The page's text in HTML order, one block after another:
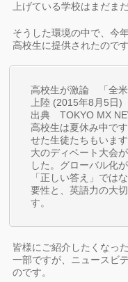
上げている学校はまだま
そうした環境の中で、今
高校生に提供されたのです
高校生が激論 「全米
上陸 (2015年8月5日)
出典 TOKYO MX
高校生は夏休み中で
せた生徒たちもいま
大のディベート大会
した。グローバル化
「正しい答え」では
要性と、英語力の大
す。
皆様にご紹介したくなっ
一部ですが、ニュースビ
のです。